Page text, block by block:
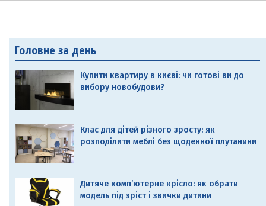
Головне за день
Купити квартиру в києві: чи готові ви до
вибору новобудови?
Клас для дітей різного зросту: як
розподілити меблі без щоденної плутанини
Дитяче комп’ютерне крісло: як обрати
модель під зріст і звички дитини